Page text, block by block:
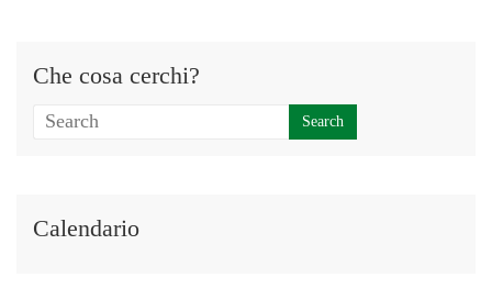
Che cosa cerchi?
Calendario